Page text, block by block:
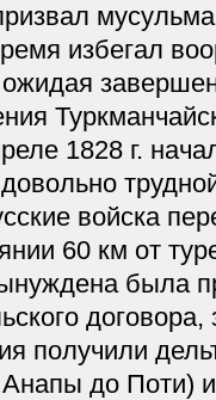
избегал
1828 г.
войска
60 км от
была
договора,
получили
Анапы до Поти)